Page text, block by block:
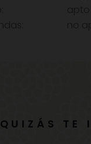
QUIZÁS TE